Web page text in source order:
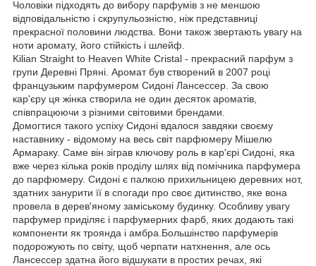
Чоловіки підходять до вибору парфумів з не меншою
відповідальністю і скрупульозністю, ніж представниці
прекрасної половини людства. Вони також звертають увагу на
ноти аромату, його стійкість і шлейф.
Kilian Straight to Heaven White Cristal - прекрасний парфум з
групи Деревні Пряні. Аромат був створений в 2007 році
французьким парфумером Сидоні Лансессер. За свою
кар'єру ця жінка створила не один десяток ароматів,
співпрацюючи з різними світовими брендами.
Домогтися такого успіху Сидоні вдалося завдяки своєму
наставнику - відомому на весь світ парфюмеру Мішелю
Армараку. Саме він зіграв ключову роль в кар'єрі Сидоні, яка
вже через кілька років проділу шлях від помічника парфумера
до парфюмеру. Сидоні є палкою прихильницею деревних нот,
здатних занурити її в спогади про своє дитинство, яке вона
провела в дерев'яному заміському будинку. Особливу увагу
парфумер приділяє і парфумерних фарб, яких додають такі
компоненти як троянда і амбра.Большінство парфумерів
подорожують по світу, щоб черпати натхнення, але ось
Лансессер здатна його відшукати в простих речах, які